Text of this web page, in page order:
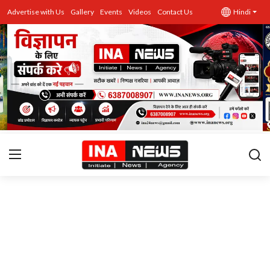
Advertise with Us Gallery Events Videos Contact Us Hindi
उत्तर प्रदेश
Advertise with Us
Events
राज्य